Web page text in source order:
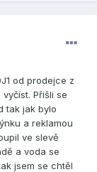
od prodejce z
Přišli se
tak jak bylo
a reklamou
ve slevě
a voda se
jsem se chtěl